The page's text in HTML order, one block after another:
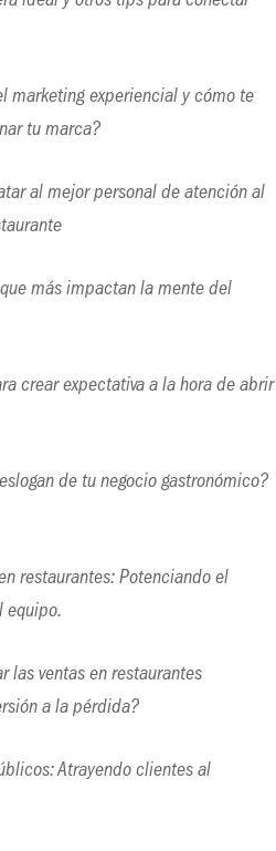
marketing experiencial y cómo te
tu marca?
al mejor personal de atención al
más impactan la mente del
crear expectativa a la hora de abrir
de tu negocio gastronómico?
restaurantes: Potenciando el
equipo.
las ventas en restaurantes
a la pérdida?
Atrayendo clientes al